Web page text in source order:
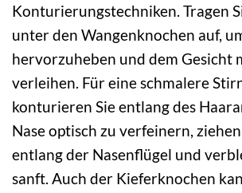
Konturierungstechniken. Tragen
unter den Wangenknochen auf,
hervorzuheben und dem Gesicht
verleihen. Für eine schmalere
konturieren Sie entlang des
Nase optisch zu verfeinern,
entlang der Nasenflügel und
sanft. Auch der Kieferknochen